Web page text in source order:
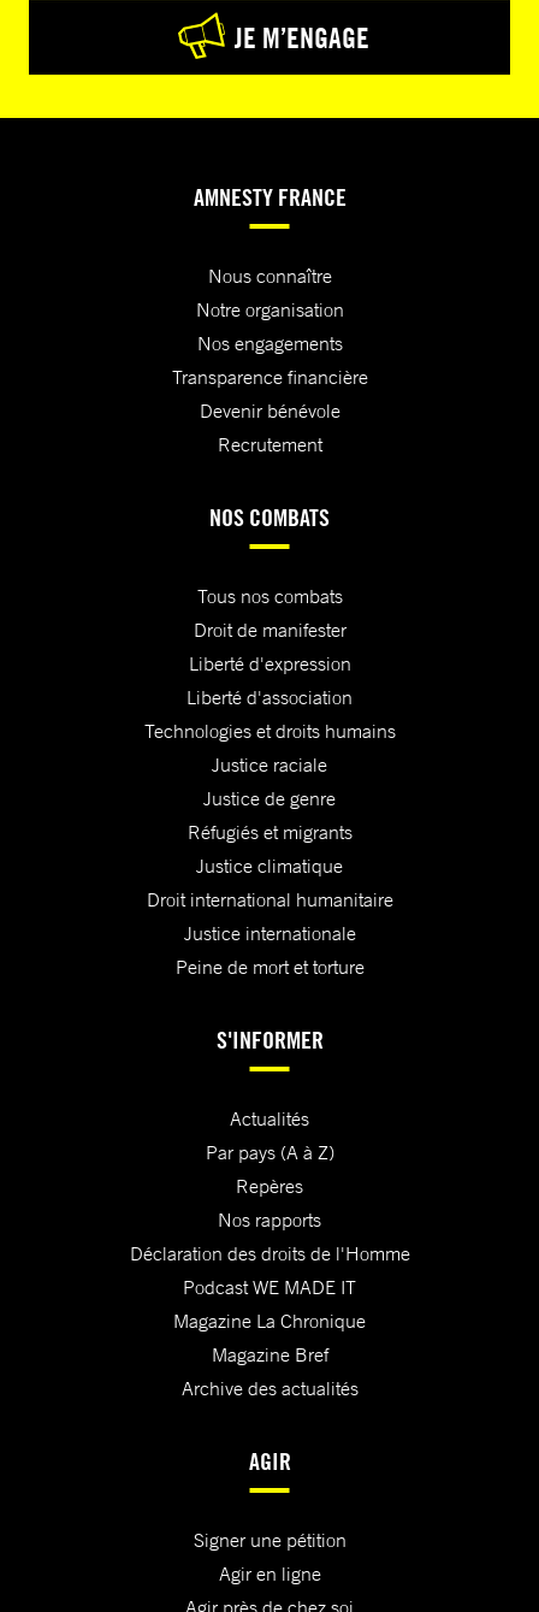
JE M’ENGAGE
AMNESTY FRANCE
Nous connaître
Notre organisation
Nos engagements
Transparence financière
Devenir bénévole
Recrutement
NOS COMBATS
Tous nos combats
Droit de manifester
Liberté d'expression
Liberté d'association
Technologies et droits humains
Justice raciale
Justice de genre
Réfugiés et migrants
Justice climatique
Droit international humanitaire
Justice internationale
Peine de mort et torture
S'INFORMER
Actualités
Par pays (A à Z)
Repères
Nos rapports
Déclaration des droits de l'Homme
Podcast WE MADE IT
Magazine La Chronique
Magazine Bref
Archive des actualités
AGIR
Signer une pétition
Agir en ligne
Agir près de chez soi